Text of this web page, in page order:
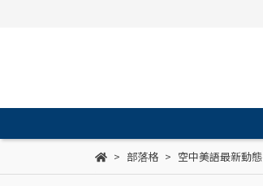
部落格 空中美語最新動態